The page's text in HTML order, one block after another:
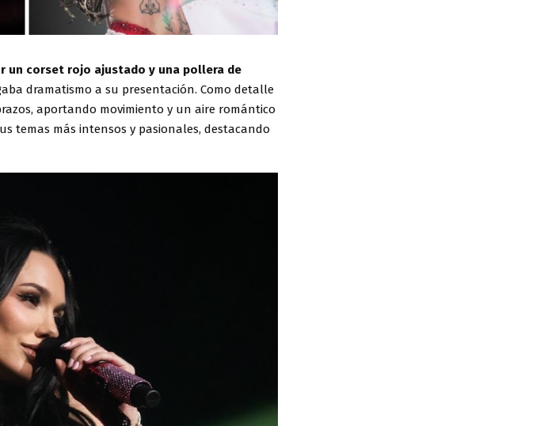
un corset rojo ajustado y una pollera de
dramatismo a su presentación. Como detalle
aportando movimiento y un aire romántico
temas más intensos y pasionales, destacando